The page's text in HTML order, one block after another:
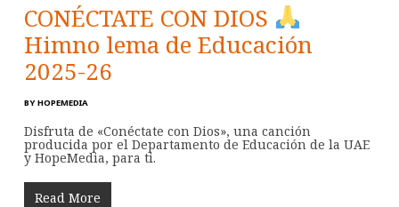
CONÉCTATE CON DIOS
Himno lema de Educación
2025-26
BY HOPEMEDIA
Disfruta de «Conéctate con Dios», una canción
producida por el Departamento de Educación de la UAE
y HopeMedia, para ti.
Read More